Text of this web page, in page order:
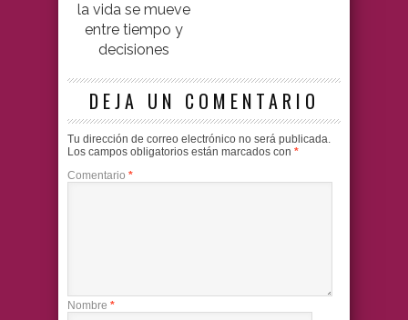
la vida se mueve
entre tiempo y
decisiones
DEJA UN COMENTARIO
Tu dirección de correo electrónico no será publicada.
Los campos obligatorios están marcados con *
Comentario *
Nombre *